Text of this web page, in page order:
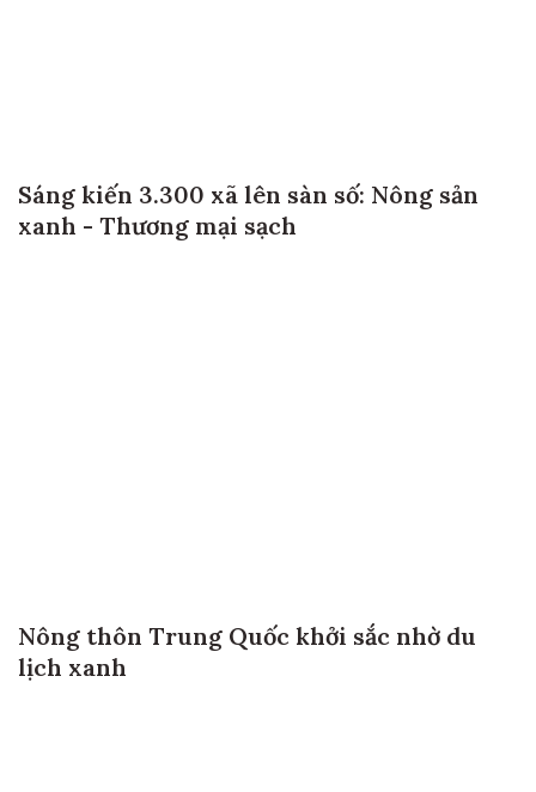
Sáng kiến 3.300 xã lên sàn số: Nông sản
xanh - Thương mại sạch
Nông thôn Trung Quốc khởi sắc nhờ du
lịch xanh